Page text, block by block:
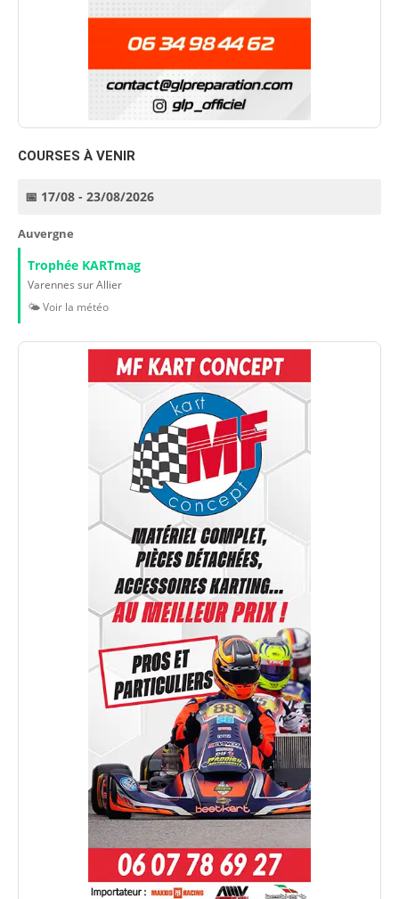
COURSES À VENIR
📅 17/08 - 23/08/2026
Auvergne
Trophée KARTmag
Varennes sur Allier
🌤️ Voir la météo